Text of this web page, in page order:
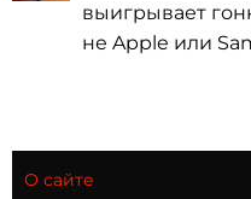
выигрывает
не Apple или
О сайте